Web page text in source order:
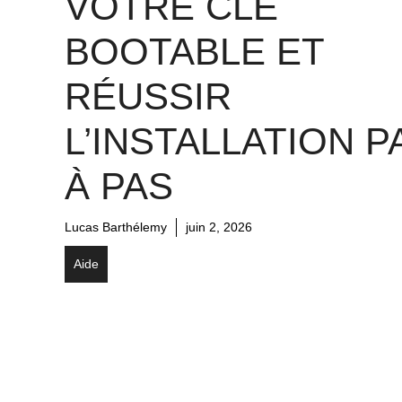
BOOTABLE ET
RÉUSSIR
L’INSTALLATION
À PAS
Lucas Barthélemy juin 2, 2026
Aide